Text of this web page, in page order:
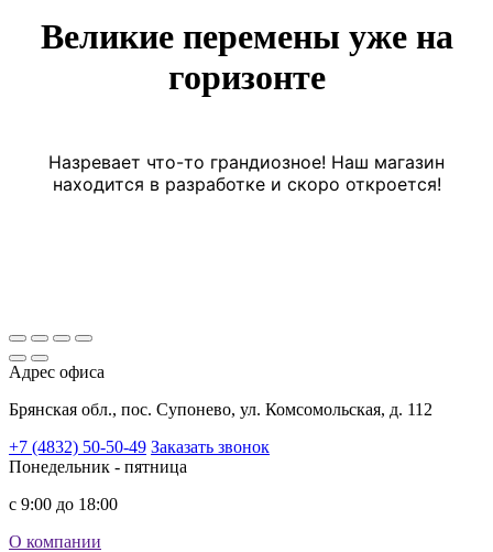
Великие перемены уже на
горизонте
Назревает что-то грандиозное! Наш магазин
находится в разработке и скоро откроется!
Адрес офиса
Брянская обл., пос. Супонево, ул. Комсомольская, д. 112
+7 (4832) 50-50-49 Заказать звонок
Понедельник - пятница
с 9:00 до 18:00
О компании